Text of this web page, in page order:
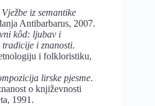
Vježbe iz semantike
Antibarbarus, 2007.
kôd: ljubav i
tradicije i znanosti.
i folkloristiku,
lirske pjesme.
o književnosti
1991.